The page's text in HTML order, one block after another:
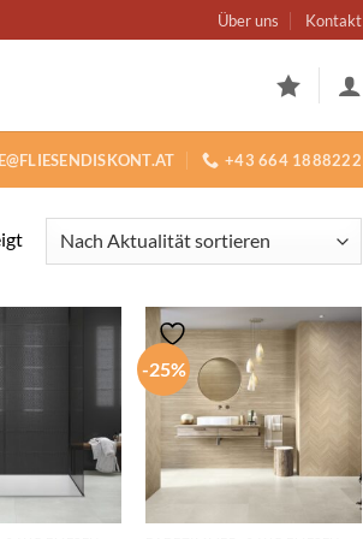
Über uns Kontakt
+43 664 1888222
Nach
Aktualität
-25%